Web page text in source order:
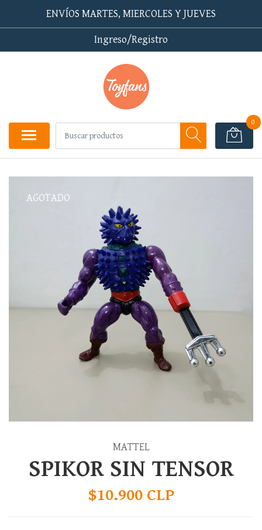
ENVÍOS MARTES, MIERCOLES Y JUEVES
Ingreso/Registro
0
AGOTADO
MATTEL
SPIKOR SIN TENSOR
$10.900 CLP